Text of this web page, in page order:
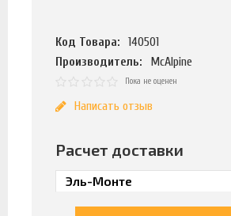
Код Товара:
140501
Производитель:
McAlpine
Пока не оценен
Написать отзыв
Расчет доставки